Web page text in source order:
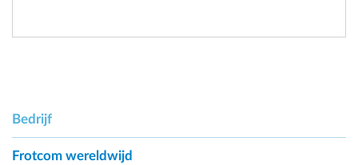
Bedrijf
Frotcom wereldwijd